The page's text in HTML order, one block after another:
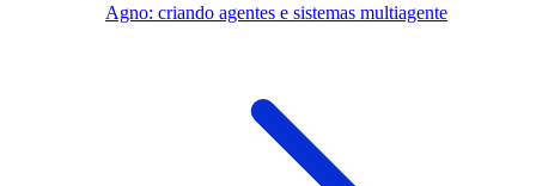
Agno: criando agentes e sistemas multiagente